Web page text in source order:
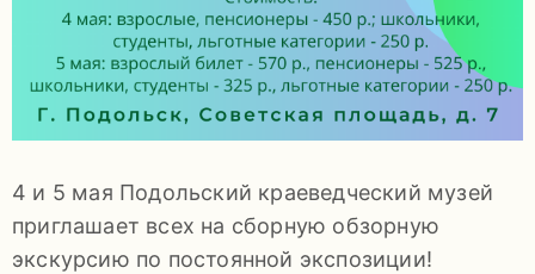
(4967)
92-
34
pdls_mukpmuzey@mosreg.ru
4 и 5 мая Подольский краеведческий музей
приглашает всех на сборную обзорную
экскурсию по постоянной экспозиции!